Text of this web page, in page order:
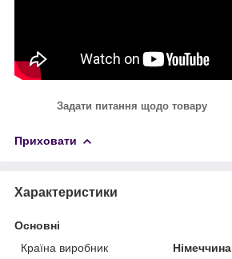
Задати питання щодо товару
Приховати
Характеристики
Основні
Країна виробник
Німеччина